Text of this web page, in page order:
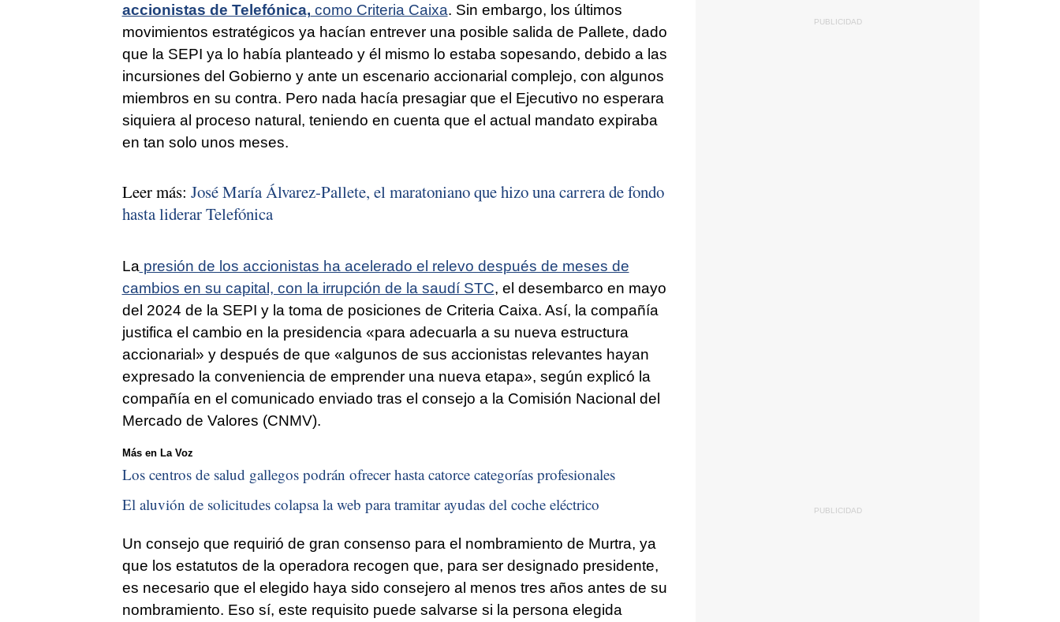
accionistas de Telefónica, como Criteria Caixa. Sin embargo, los últimos
movimientos estratégicos ya hacían entrever una posible salida de Pallete, dado
que la SEPI ya lo había planteado y él mismo lo estaba sopesando, debido a las
incursiones del Gobierno y ante un escenario accionarial complejo, con algunos
miembros en su contra. Pero nada hacía presagiar que el Ejecutivo no esperara
siquiera al proceso natural, teniendo en cuenta que el actual mandato expiraba
en tan solo unos meses.
Leer más: José María Álvarez-Pallete, el maratoniano que hizo una carrera de fondo
hasta liderar Telefónica
La presión de los accionistas ha acelerado el relevo después de meses de
cambios en su capital, con la irrupción de la saudí STC, el desembarco en mayo
del 2024 de la SEPI y la toma de posiciones de Criteria Caixa. Así, la compañía
justifica el cambio en la presidencia «para adecuarla a su nueva estructura
accionarial» y después de que «algunos de sus accionistas relevantes hayan
expresado la conveniencia de emprender una nueva etapa», según explicó la
compañía en el comunicado enviado tras el consejo a la Comisión Nacional del
Mercado de Valores (CNMV).
Más en La Voz
Los centros de salud gallegos podrán ofrecer hasta catorce categorías profesionales
El aluvión de solicitudes colapsa la web para tramitar ayudas del coche eléctrico
Un consejo que requirió de gran consenso para el nombramiento de Murtra, ya
que los estatutos de la operadora recogen que, para ser designado presidente,
es necesario que el elegido haya sido consejero al menos tres años antes de su
nombramiento. Eso sí, este requisito puede salvarse si la persona elegida